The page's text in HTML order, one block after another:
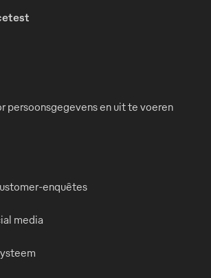
persoonsgegevens en uit te voeren
enquêtes
media